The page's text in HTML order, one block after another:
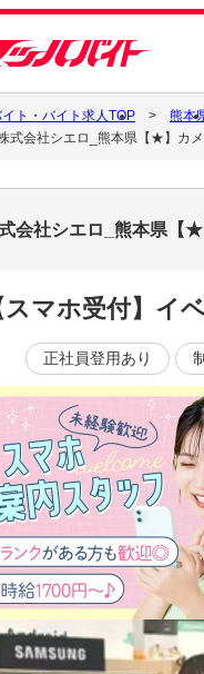
ト・バイト求人TOP 熊本
式会社シエロ_熊本県【★】カ
会社シエロ_熊本県【
スマホ受付】
正社員登用あり